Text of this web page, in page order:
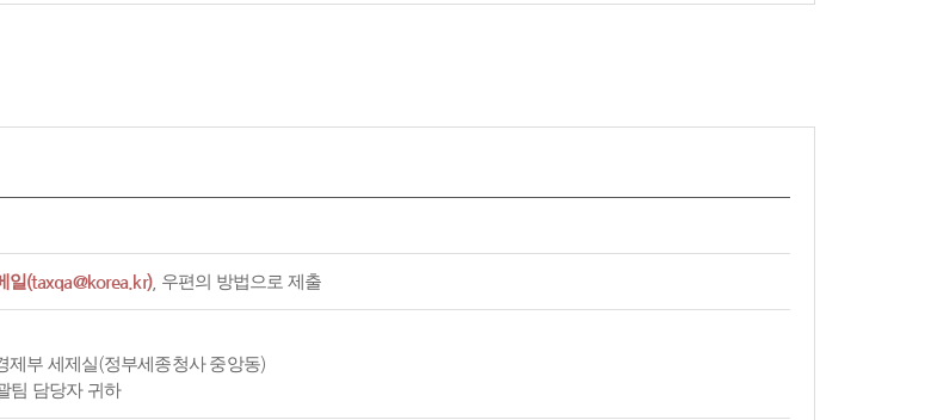
일(taxqa@korea.kr), 우편의 방법으로 제출
부 세제실(정부세종청사 중앙동)
팀 담당자 귀하